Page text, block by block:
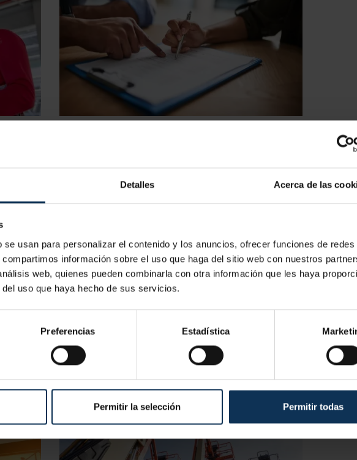
Detalles Acerca de las
usan para personalizar el contenido y los anuncios, ofrecer funciones de redes
información sobre el uso que haga del sitio web con nuestros
web, quienes pueden combinarla con otra información que les haya
uso que haya hecho de sus servicios.
Preferencias Estadística
Permitir la selección Permitir todas
Trabajadores / Documentación
Nosotros más que nadie somos conscientes de la
importancia de las certificaciones y documentos
homologado por la Fundación Laboral de la
Construcción y por la ...